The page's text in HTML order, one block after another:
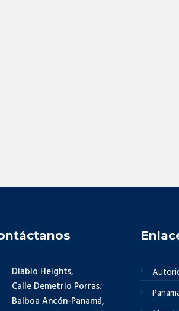
Diablo Heights,
Calle Demetrio Porras.
Balboa Ancón-Panamá,